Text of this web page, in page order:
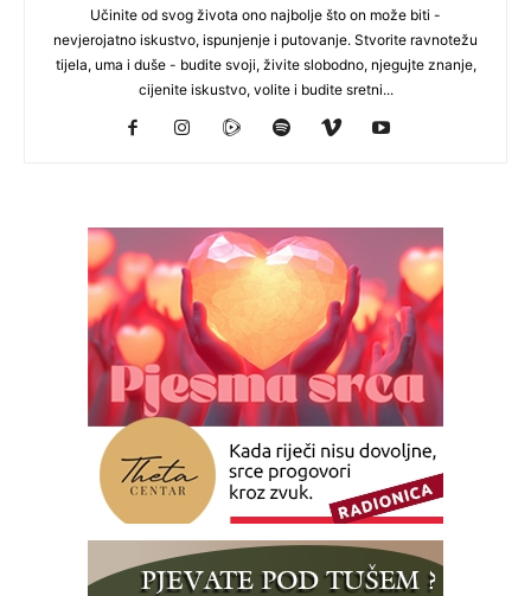
Učinite od svog života ono najbolje što on može biti -
nevjerojatno iskustvo, ispunjenje i putovanje. Stvorite ravnotežu
tijela, uma i duše - budite svoji, živite slobodno, njegujte znanje,
cijenite iskustvo, volite i budite sretni...